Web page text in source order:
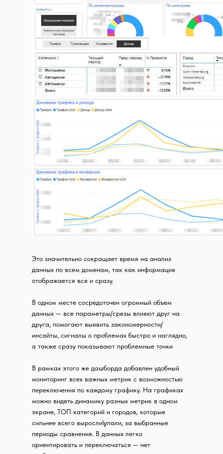
Это значительно сокращает время на анализ
данных по всем доменам, так как информация
отображается вся и сразу.
В одном месте сосредоточен огромный объем
данных — все параметры/срезы влияют друг на
друга, помогают выявить закономерности/
инсайты, сигналы о проблемах быстро и наглядно,
а также сразу показывают проблемные точки
В рамках этого же дашборда добавлен удобный
мониторинг всех важных метрик с возможностью
переключения по каждому графику. На графиках
можно видеть динамику разных метрик в одном
экране, ТОП категорий и городов, которые
сильнее всего выросли\упали, за выбранные
периоды сравнения. В данных легко
ориентировать и переключаться — нет